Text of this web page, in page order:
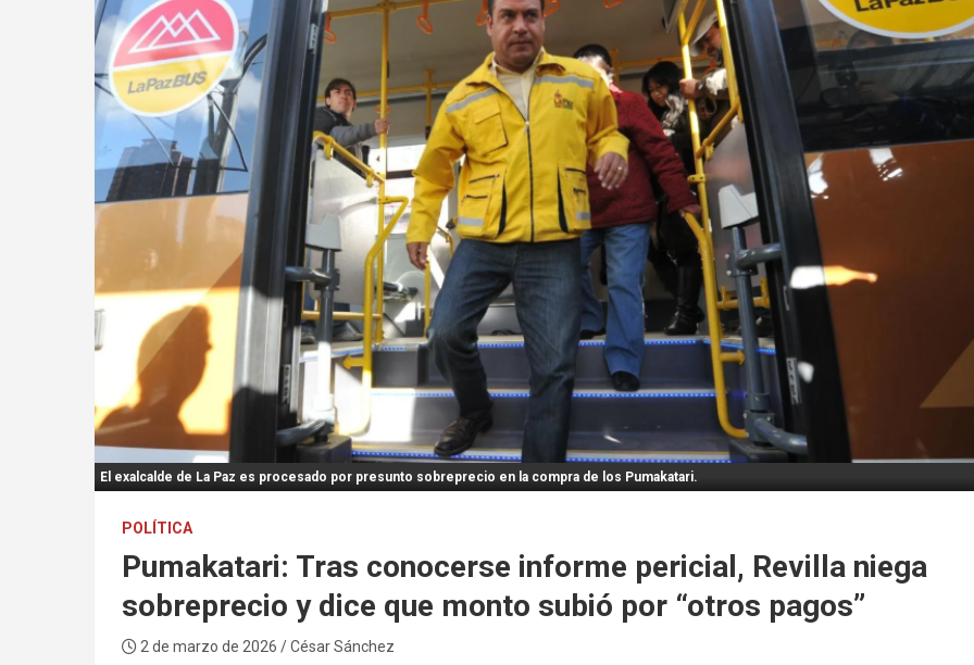
El exalcalde de La Paz es procesado por presunto sobreprecio en la compra de los Pumakatari.
POLÍTICA
Pumakatari: Tras conocerse informe pericial, Revilla niega
sobreprecio y dice que monto subió por “otros pagos”
2 de marzo de 2026 / César Sánchez